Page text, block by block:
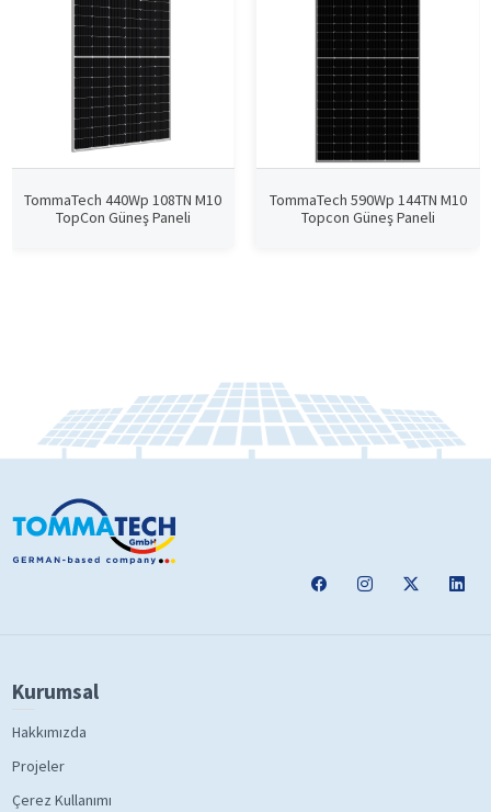
TommaTech 440Wp 108TN M10
TopCon Güneş Paneli
TommaTech 590Wp 144TN M10
Topcon Güneş Paneli
Kurumsal
Hakkımızda
Projeler
Çerez Kullanımı